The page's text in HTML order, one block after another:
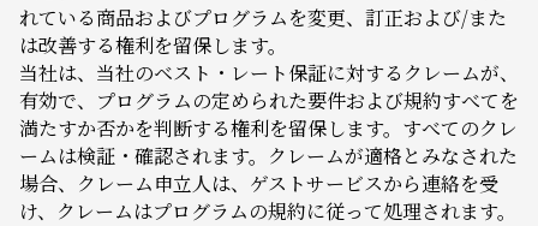
れている商品およびプログラムを変更、訂正および/また
は改善する権利を留保します。
当社は、当社のベスト・レート保証に対するクレームが、
有効で、プログラムの定められた要件および規約すべてを
満たすか否かを判断する権利を留保します。すべてのクレ
ームは検証・確認されます。クレームが適格とみなされた
場合、クレーム申立人は、ゲストサービスから連絡を受
け、クレームはプログラムの規約に従って処理されます。